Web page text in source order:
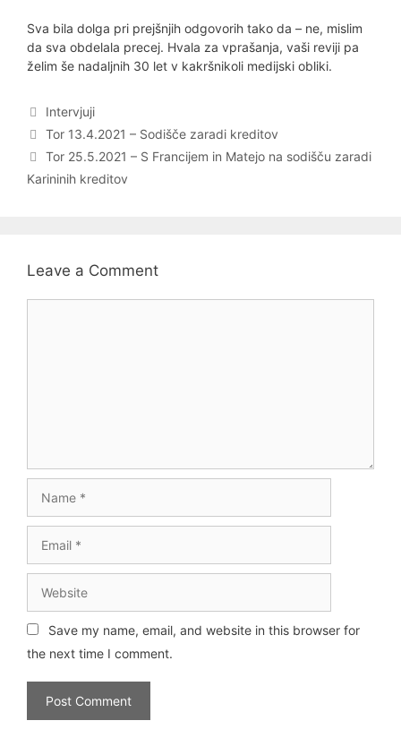
Sva bila dolga pri prejšnjih odgovorih tako da – ne, mislim
da sva obdelala precej. Hvala za vprašanja, vaši reviji pa
želim še nadaljnih 30 let v kakršnikoli medijski obliki.
Categories
Intervjuji
Post
navigation
Tor 13.4.2021 – Sodišče zaradi kreditov
Tor 25.5.2021 – S Francijem in Matejo na sodišču zaradi
Karininih kreditov
Leave a Comment
Save my name, email, and website in this browser for
the next time I comment.